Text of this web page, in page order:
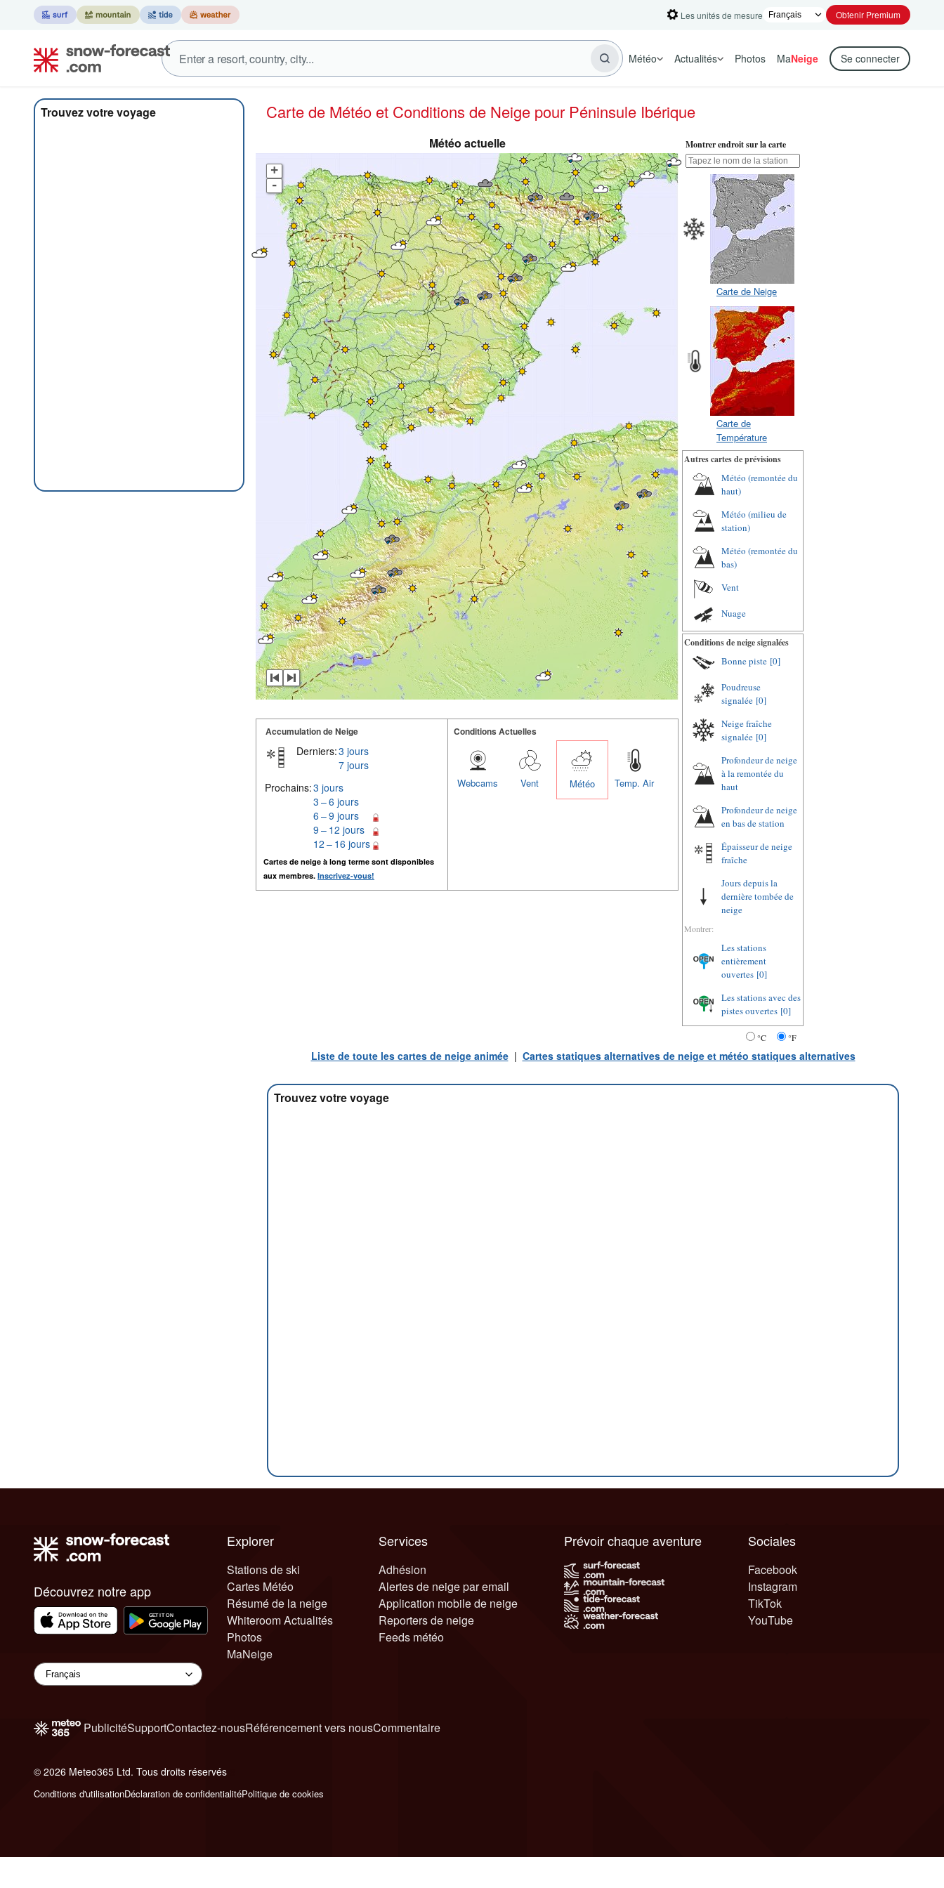
Les unités de mesure Obtenir Premium
Météo Actualités Photos MaNeige Se connecter
Trouvez votre voyage Carte de Météo et Conditions de Neige pour Péninsule Ibérique
Météo actuelle
+
-
Accumulation de Neige
Derniers:3 jours
7 jours
Prochains:3 jours
3 – 6 jours
6 – 9 jours
9 – 12 jours
12 – 16 jours
Cartes de neige à long terme sont disponibles
aux membres. Inscrivez-vous!
Conditions Actuelles
Temp. Air
Météo
Vent
Webcams
Montrer endroit sur la carte
Carte de Neige
Carte de
Température
Autres cartes de prévisions
Météo (remontée du
haut)
Météo (milieu de
station)
Météo (remontée du
bas)
Vent
Nuage
Conditions de neige signalées
Bonne piste [0]
Poudreuse
signalée [0]
Neige fraîche
signalée [0]
Profondeur de neige
à la remontée du
haut
Profondeur de neige
en bas de station
Épaisseur de neige
fraîche
Jours depuis la
dernière tombée de
neige
Montrer:
Les stations
entièrement
ouvertes [0]
Les stations avec des
pistes ouvertes [0]
°C °F
Liste de toute les cartes de neige animée| Cartes statiques alternatives de neige et météo statiques alternatives
Trouvez votre voyage
Découvrez notre app
Explorer
Stations de ski
Cartes Météo
Résumé de la neige
Whiteroom Actualités
Photos
MaNeige
Services
Adhésion
Alertes de neige par email
Application mobile de neige
Reporters de neige
Feeds météo
Sociales
Facebook
Instagram
TikTok
YouTube
Prévoir chaque aventure
PublicitéSupportContactez-nousRéférencement vers nousCommentaire
© 2026 Meteo365 Ltd. Tous droits réservés
Conditions d'utilisationDéclaration de confidentialitéPolitique de cookies